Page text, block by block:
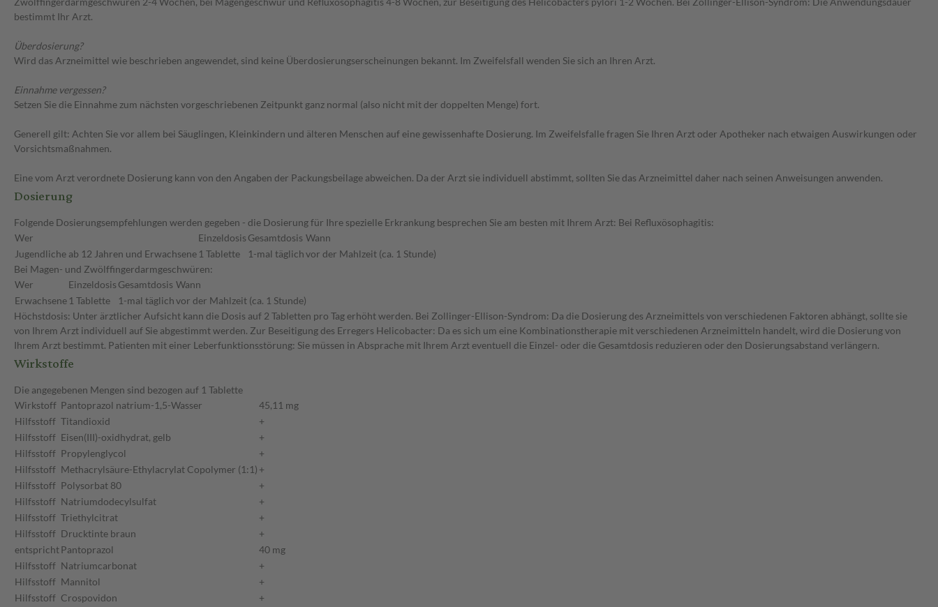
bestimmt Ihr Arzt.
Überdosierung?
Wird das Arzneimittel wie beschrieben angewendet, sind keine Überdosierungserscheinungen bekannt. Im Zweifelsfall wenden Sie sich an Ihren Arzt.
Einnahme vergessen?
Setzen Sie die Einnahme zum nächsten vorgeschriebenen Zeitpunkt ganz normal (also nicht mit der doppelten Menge) fort.
Generell gilt: Achten Sie vor allem bei Säuglingen, Kleinkindern und älteren Menschen auf eine gewissenhafte Dosierung. Im Zweifelsfalle fragen Sie Ihren Arzt oder Apotheker nach etwaigen Auswirkungen oder
Vorsichtsmaßnahmen.
Eine vom Arzt verordnete Dosierung kann von den Angaben der Packungsbeilage abweichen. Da der Arzt sie individuell abstimmt, sollten Sie das Arzneimittel daher nach seinen Anweisungen anwenden.
Dosierung
Folgende Dosierungsempfehlungen werden gegeben - die Dosierung für Ihre spezielle Erkrankung besprechen Sie am besten mit Ihrem Arzt: Bei Refluxösophagitis:
Wer
Einzeldosis Gesamtdosis Wann
Jugendliche ab 12 Jahren und Erwachsene 1 Tablette 1-mal täglichvor der Mahlzeit (ca. 1 Stunde)
Bei Magen- und Zwölffingerdarmgeschwüren:
Wer
Einzeldosis Gesamtdosis Wann
Erwachsene 1 Tablette 1-mal täglichvor der Mahlzeit (ca. 1 Stunde)
Höchstdosis: Unter ärztlicher Aufsicht kann die Dosis auf 2 Tabletten pro Tag erhöht werden. Bei Zollinger-Ellison-Syndrom: Da die Dosierung des Arzneimittels von verschiedenen Faktoren abhängt, sollte sie
von Ihrem Arzt individuell auf Sie abgestimmt werden. Zur Beseitigung des Erregers Helicobacter: Da es sich um eine Kombinationstherapie mit verschiedenen Arzneimitteln handelt, wird die Dosierung von
Ihrem Arzt bestimmt. Patienten mit einer Leberfunktionsstörung: Sie müssen in Absprache mit Ihrem Arzt eventuell die Einzel- oder die Gesamtdosis reduzieren oder den Dosierungsabstand verlängern.
Wirkstoffe
Die angegebenen Mengen sind bezogen auf 1 Tablette
Wirkstoff Pantoprazol natrium-1,5-Wasser
45,11 mg
Hilfsstoff Titandioxid
+
Hilfsstoff Eisen(III)-oxidhydrat, gelb
+
Hilfsstoff Propylenglycol
+
Hilfsstoff Methacrylsäure-Ethylacrylat Copolymer (1:1) +
Hilfsstoff Polysorbat 80
+
Hilfsstoff Natriumdodecylsulfat
+
Hilfsstoff Triethylcitrat
+
Hilfsstoff Drucktinte braun
+
entsprichtPantoprazol
40 mg
Hilfsstoff Natriumcarbonat
+
Hilfsstoff Mannitol
+
Hilfsstoff Crospovidon
+